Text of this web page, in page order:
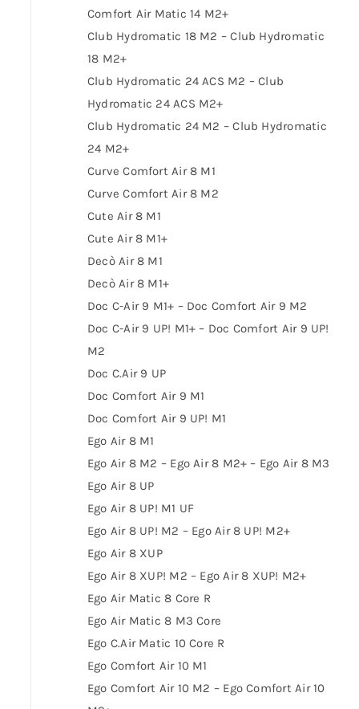
Comfort Air Matic 14 M2+
Club Hydromatic 18 M2 – Club Hydromatic
18 M2+
Club Hydromatic 24 ACS M2 – Club
Hydromatic 24 ACS M2+
Club Hydromatic 24 M2 – Club Hydromatic
24 M2+
Curve Comfort Air 8 M1
Curve Comfort Air 8 M2
Cute Air 8 M1
Cute Air 8 M1+
Decò Air 8 M1
Decò Air 8 M1+
Doc C-Air 9 M1+ – Doc Comfort Air 9 M2
Doc C-Air 9 UP! M1+ – Doc Comfort Air 9 UP!
M2
Doc C.Air 9 UP
Doc Comfort Air 9 M1
Doc Comfort Air 9 UP! M1
Ego Air 8 M1
Ego Air 8 M2 – Ego Air 8 M2+ – Ego Air 8 M3
Ego Air 8 UP
Ego Air 8 UP! M1 UF
Ego Air 8 UP! M2 – Ego Air 8 UP! M2+
Ego Air 8 XUP
Ego Air 8 XUP! M2 – Ego Air 8 XUP! M2+
Ego Air Matic 8 Core R
Ego Air Matic 8 M3 Core
Ego C.Air Matic 10 Core R
Ego Comfort Air 10 M1
Ego Comfort Air 10 M2 – Ego Comfort Air 10